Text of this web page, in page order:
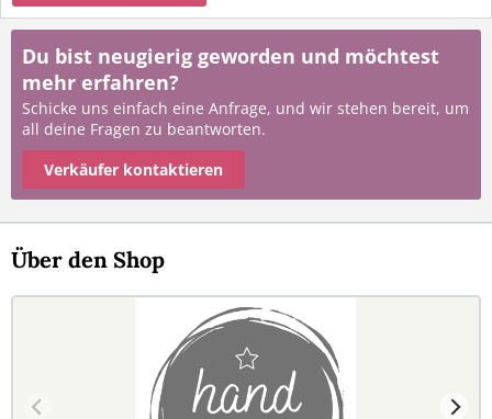
Du bist neugierig geworden und möchtest
mehr erfahren?
Schicke uns einfach eine Anfrage, und wir stehen bereit, um
all deine Fragen zu beantworten.
Verkäufer kontaktieren
Über den Shop